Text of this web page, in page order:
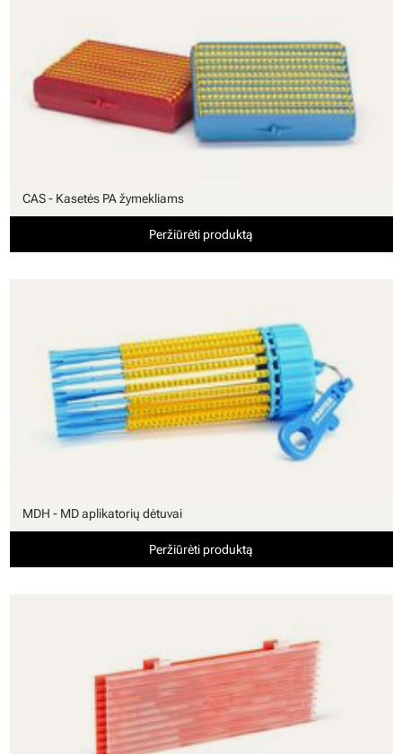
CAS - Kasetės PA žymekliams
Peržiūrėti produktą
MDH - MD aplikatorių dėtuvai
Peržiūrėti produktą